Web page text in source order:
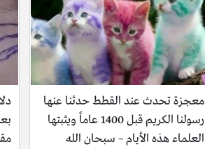
معجزة تحدث عند القطط حدثنا عنها
رسولنا الكريم قبل 1400 عاماً ويثبتها
العلماء هذه الأيام – سبحان الله